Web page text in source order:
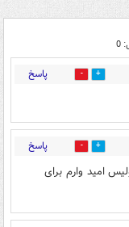
0
5 پاسخ
9 پاسخ
امید وارم برای